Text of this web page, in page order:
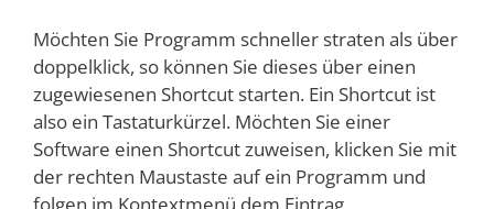
Möchten Sie Programm schneller straten als über
doppelklick, so können Sie dieses über einen
zugewiesenen Shortcut starten. Ein Shortcut ist
also ein Tastaturkürzel. Möchten Sie einer
Software einen Shortcut zuweisen, klicken Sie mit
der rechten Maustaste auf ein Programm und